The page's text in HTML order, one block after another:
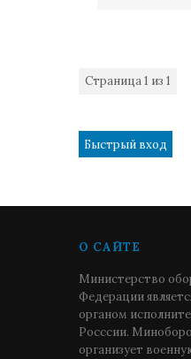
Страница1 из 1
О САЙТЕ
Министерство
Федерации
органом
Росссии.
организует